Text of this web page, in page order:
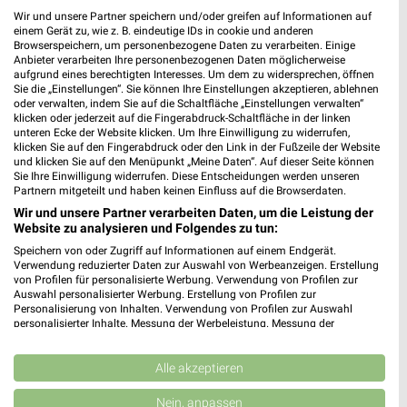
3 Filialen
EDEKA Waldmünchen
Heinrich-Eiber-Straße 7-9
93449 Waldmünchen
Heute 07:00 - 20:00 Uhr | Geschlossen
0,68 km • Angebote: 1 Prospekt
Hauptstraße 7
93492 Treffelstein
Heute 06:30 - 18:00 Uhr | Geschlossen
EDEKA Scherr Tiefenbach
Wir und unsere Partner speichern und/oder greifen auf Informationen auf
einem Gerät zu, wie z. B. eindeutige IDs in cookie und anderen
Browserspeichern, um personenbezogene Daten zu verarbeiten. Einige
Anbieter verarbeiten Ihre personenbezogenen Daten möglicherweise
aufgrund eines berechtigten Interesses. Um dem zu widersprechen, öffnen
Sie die „Einstellungen“. Sie können Ihre Einstellungen akzeptieren, ablehnen
oder verwalten, indem Sie auf die Schaltfläche „Einstellungen verwalten“
klicken oder jederzeit auf die Fingerabdruck-Schaltfläche in der linken
unteren Ecke der Website klicken. Um Ihre Einwilligung zu widerrufen,
klicken Sie auf den Fingerabdruck oder den Link in der Fußzeile der Website
und klicken Sie auf den Menüpunkt „Meine Daten“. Auf dieser Seite können
Sie Ihre Einwilligung widerrufen. Diese Entscheidungen werden unseren
Partnern mitgeteilt und haben keinen Einfluss auf die Browserdaten.
Wir und unsere Partner verarbeiten Daten, um die Leistung der
Website zu analysieren und Folgendes zu tun:
Speichern von oder Zugriff auf Informationen auf einem Endgerät.
Verwendung reduzierter Daten zur Auswahl von Werbeanzeigen. Erstellung
von Profilen für personalisierte Werbung. Verwendung von Profilen zur
Auswahl personalisierter Werbung. Erstellung von Profilen zur
Personalisierung von Inhalten. Verwendung von Profilen zur Auswahl
personalisierter Inhalte. Messung der Werbeleistung. Messung der
Kombinationen von Daten aus verschiedenen Quellen. Entwicklung und
Verbesserung der Angebote. Verwendung reduzierter Daten zur Auswahl
von Inhalten.
Daten können außerhalb der Europäischen Union weitergegeben und in die
Alle akzeptieren
Nein, anpassen